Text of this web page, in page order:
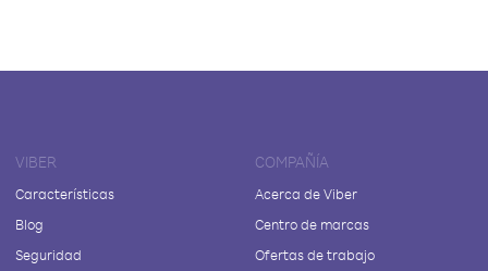
VIBER
Características
Blog
Seguridad
COMPAÑÍA
Acerca de Viber
Centro de marcas
Ofertas de trabajo